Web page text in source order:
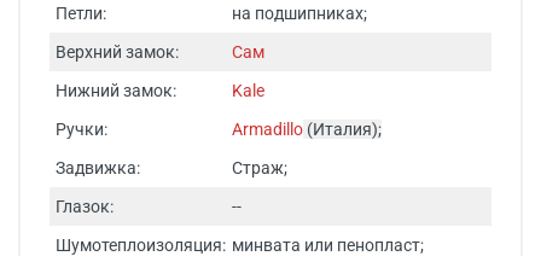
Петли:
на подшипниках;
Верхний замок:
Сам
Нижний замок:
Kale
Ручки:
Armadillo (Италия);
Задвижка:
Страж;
Глазок:
--
Шумотеплоизоляция: минвата или пенопласт;